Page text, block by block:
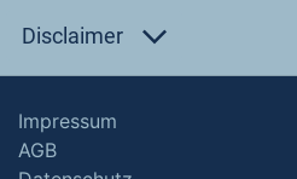
Disclaimer
Impressum
AGB